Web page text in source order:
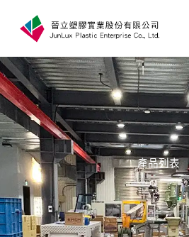
要
內
容
產品列表